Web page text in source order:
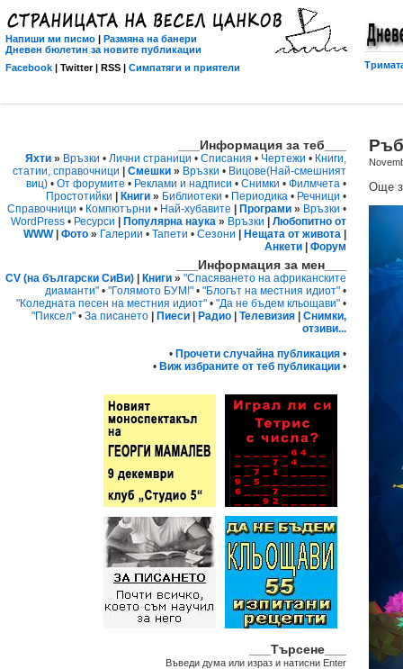
Напиши ми писмо | Размяна на банери
Дневен бюлетин за новите публикации
Facebook | Twitter | RSS | Симпатяги и приятели
Още
___Информация за теб___
Яхти » Връзки • Лични страници • Списания • Чертежи • Книги,
статии, справочници
Смешки » Връзки • Вицове(Най-смешният
виц) • От форумите • Реклами и надписи • Снимки • Филмчета •
Простотийки
Книги » Библиотеки • Периодика • Речници •
Справочници • Компютърни • Най-хубавите Програми » Връзки •
WordPress • Ресурси Популярна наука » Връзки
Любопитно от
WWW| Фото » Галерии • Тапети • Сезони Нещата от живота
Анкети
Форум
___Информация за мен___
CV (на български СиВи) Книги » "Спасяването на африканските
диаманти" • "Голямото БУМ!" • "Блогът на местния идиот" •
"Коледната песен на местния идиот" • "Да не бъдем кльощави" •
"Пиксел" • За писането Пиеси Радио Телевизия
Снимки,
отзиви...
• Прочети случайна публикация •
• Виж избраните от теб публикации •
___Търсене___
Въведи дума или израз и натисни Enter